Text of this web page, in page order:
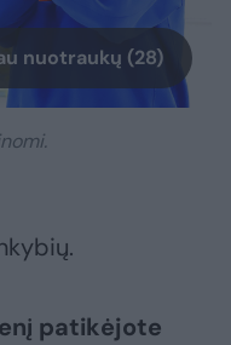
nuotraukų (28)
patikėjote